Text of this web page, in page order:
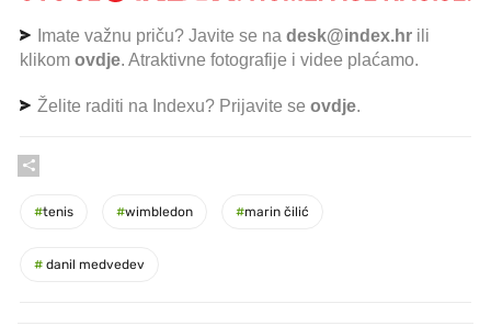
Imate važnu priču? Javite se na desk@index.hr ili
klikom ovdje. Atraktivne fotografije i videe plaćamo.
Želite raditi na Indexu? Prijavite se ovdje.
#tenis #wimbledon #marin čilić
# danil medvedev